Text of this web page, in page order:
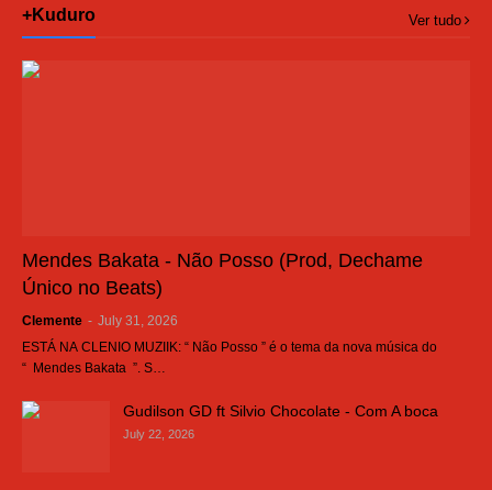
+Kuduro Ver tudo
Mendes Bakata - Não Posso (Prod, Dechame
Único no Beats)
Clemente - July 31, 2026
ESTÁ NA CLENIO MUZIIK: “ Não Posso ” é o tema da nova música do
“ Mendes Bakata ”. S…
Gudilson GD ft Silvio Chocolate - Com A boca
July 22, 2026